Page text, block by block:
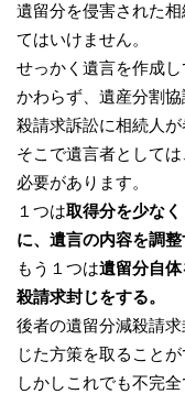
遺留分を侵害された
てはいけません。
せっかく遺言を作成
かわらず、遺産分割
殺請求訴訟に相続人が
そこで遺言者として
必要があります。
１つは取得分を少な
に、遺言の内容を調整
もう１つは遺留分自
殺請求封じをする。
後者の遺留分減殺請
じた方策を取ることが
しかしこれでも不完全